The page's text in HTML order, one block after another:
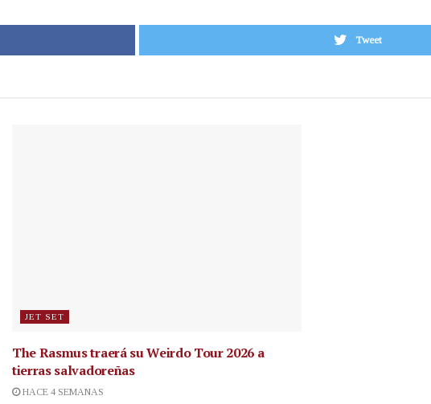
Tweet
JET SET
The Rasmus traerá su Weirdo Tour 2026 a
tierras salvadoreñas
HACE 4 SEMANAS